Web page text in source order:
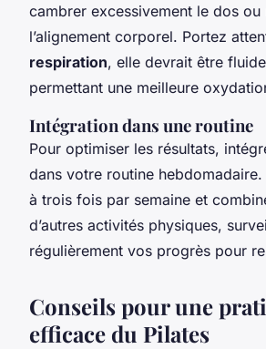
cambrer excessivement le dos ou
l’alignement corporel. Portez
respiration, elle devrait être
permettant une meilleure
Intégration dans une routine
Pour optimiser les résultats,
dans votre routine
à trois fois par semaine et
d’autres activités physiques,
régulièrement vos progrès pour
Conseils pour une
efficace du Pilates